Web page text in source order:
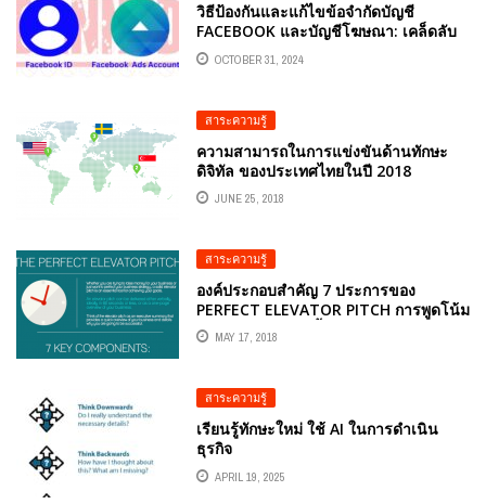
วิธีป้องกันและแก้ไขข้อจำกัดบัญชี
FACEBOOK และบัญชีโฆษณา: เคล็ดลับ
สำหรับการตลาด FACEBOOK อย่าง
ปลอดภัย
OCTOBER 31, 2024
สาระความรู้
ความสามารถในการแข่งขันด้านทักษะ
ดิจิทัล ของประเทศไทยในปี 2018
JUNE 25, 2018
สาระความรู้
องค์ประกอบสำคัญ 7 ประการของ
PERFECT ELEVATOR PITCH การพูดโน้ม
น้าวใจในเวลาอันสั้น
MAY 17, 2018
สาระความรู้
เรียนรู้ทักษะใหม่ ใช้ AI ในการดำเนิน
ธุรกิจ
APRIL 19, 2025